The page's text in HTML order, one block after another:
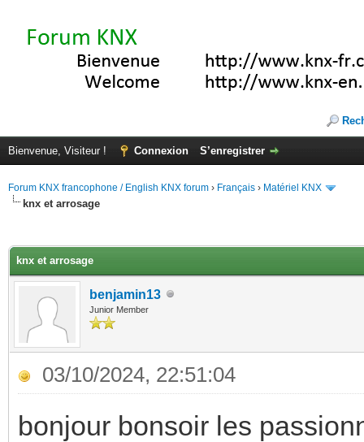
Bienvenue, Visiteur ! Connexion S’enregistrer
Forum KNX francophone / English KNX forum › Français › Matériel KNX
knx et arrosage
knx et arrosage
benjamin13
Junior Member
03/10/2024, 22:51:04
bonjour bonsoir les